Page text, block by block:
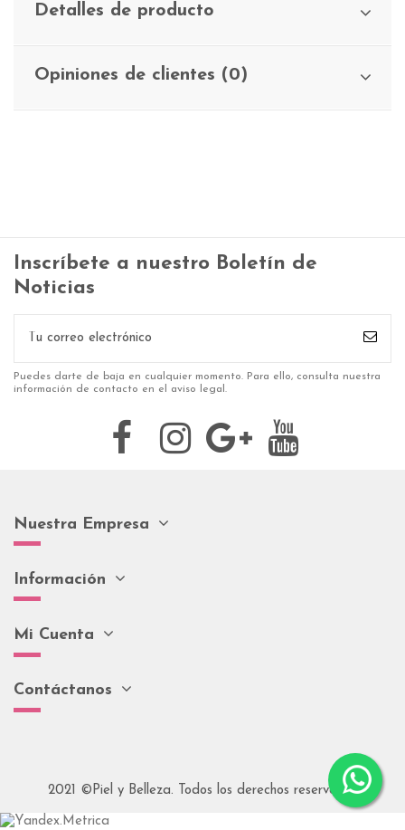
Detalles de producto
Opiniones de clientes (0)
Inscríbete a nuestro Boletín de
Noticias
Puedes darte de baja en cualquier momento. Para ello, consulta nuestra
información de contacto en el aviso legal.
Nuestra Empresa
Información
Mi Cuenta
Contáctanos
2021 ©Piel y Belleza. Todos los derechos reservados